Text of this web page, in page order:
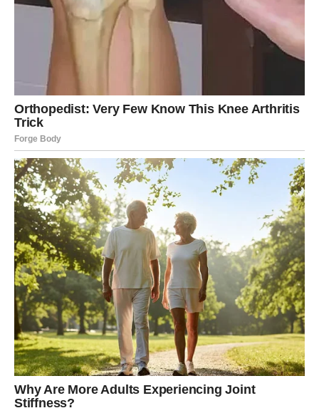
Naredna 72 sata donose rješenje problema koji vas dugo
Osjećaj olakšanja bit će veći nego što očekujete.
Poruka zvijezda
Ne opterećujte se stvarima koje više ne možete
promijeniti.
Mir dolazi u pravo vrijeme
Pred vama su važni trenuci.